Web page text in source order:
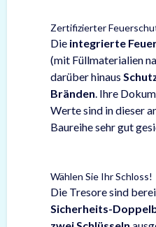
Zertifizierter
Die integrierte
(mit Füllmaterialien
darüber hinaus
Bränden. Ihre
Werte sind in dieser
Baureihe sehr gut
Wählen Sie Ihr Schloss!
Die Tresore sind
Sicherheits-